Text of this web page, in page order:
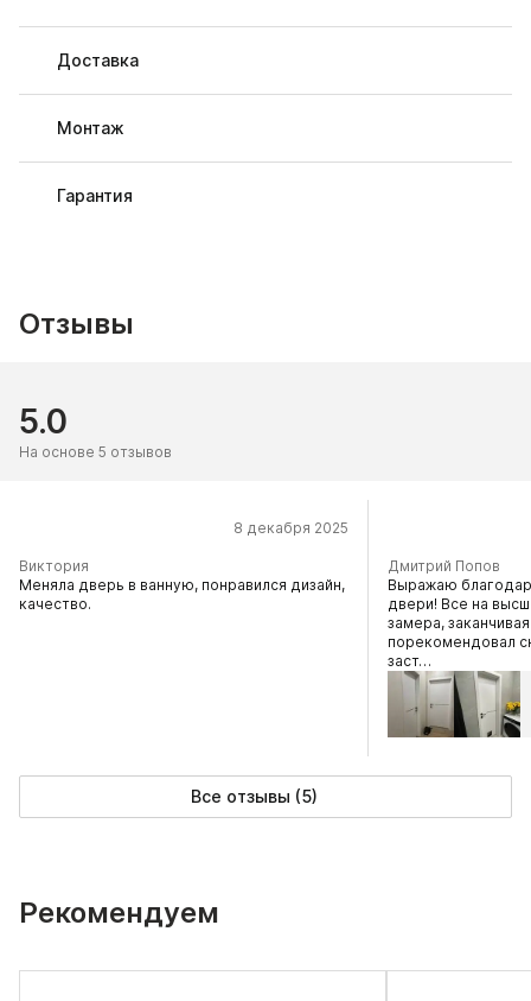
Доставка
Монтаж
Гарантия
Отзывы
5.0
На основе 5 отзывов
8 декабря 2025
Виктория
Меняла дверь в ванную, понравился дизайн,
качество.
Дмитрий Попов
Выражаю
двери! Все на
замера,
порекомендовал
заст…
Все отзывы (5)
Рекомендуем